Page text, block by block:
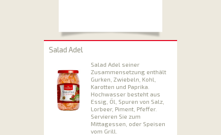
Salad Adel
Salad Adel seiner
Zusammensetzung enthält
Gurken, Zwiebeln, Kohl,
Karotten und Paprika.
Hochwasser besteht aus
Essig, Öl, Spuren von Salz,
Lorbeer, Piment, Pfeffer.
Servieren Sie zum
Mittagessen, oder Speisen
vom Grill.